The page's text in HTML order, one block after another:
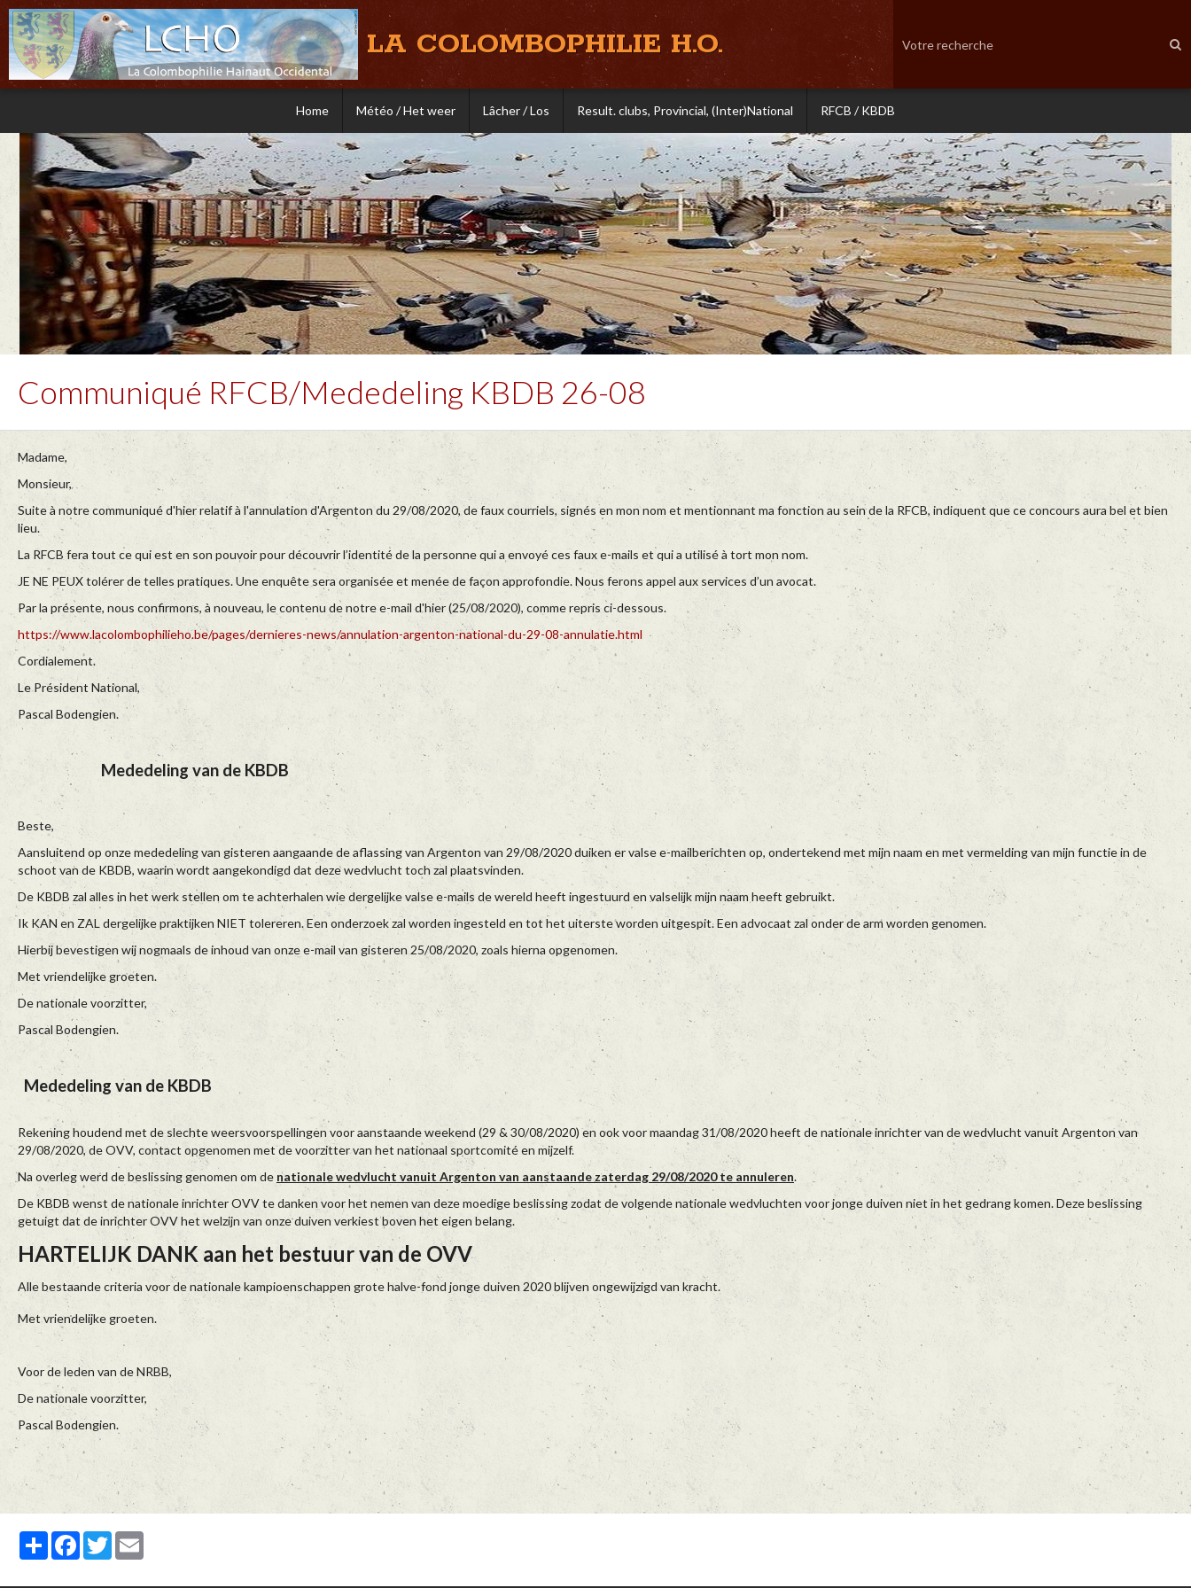
LA COLOMBOPHILIE H.O.
Home Météo / Het weer Lâcher / Los Result. clubs, Provincial, (Inter)National RFCB / KBDB
Communiqué RFCB/Mededeling KBDB 26-08
Madame,
Monsieur,
Suite à notre communiqué d'hier relatif à l'annulation d'Argenton du 29/08/2020, de faux courriels, signés en mon nom et mentionnant ma fonction au sein de la RFCB, indiquent que ce concours aura bel et bien
lieu.
La RFCB fera tout ce qui est en son pouvoir pour découvrir l’identité de la personne qui a envoyé ces faux e-mails et qui a utilisé à tort mon nom.
JE NE PEUX tolérer de telles pratiques. Une enquête sera organisée et menée de façon approfondie. Nous ferons appel aux services d’un avocat.
Par la présente, nous confirmons, à nouveau, le contenu de notre e-mail d'hier (25/08/2020), comme repris ci-dessous.
https://www.lacolombophilieho.be/pages/dernieres-news/annulation-argenton-national-du-29-08-annulatie.html
Cordialement.
Le Président National,
Pascal Bodengien.
Mededeling van de KBDB
Beste,
Aansluitend op onze mededeling van gisteren aangaande de aflassing van Argenton van 29/08/2020 duiken er valse e-mailberichten op, ondertekend met mijn naam en met vermelding van mijn functie in de
schoot van de KBDB, waarin wordt aangekondigd dat deze wedvlucht toch zal plaatsvinden.
De KBDB zal alles in het werk stellen om te achterhalen wie dergelijke valse e-mails de wereld heeft ingestuurd en valselijk mijn naam heeft gebruikt.
Ik KAN en ZAL dergelijke praktijken NIET tolereren. Een onderzoek zal worden ingesteld en tot het uiterste worden uitgespit. Een advocaat zal onder de arm worden genomen.
Hierbij bevestigen wij nogmaals de inhoud van onze e-mail van gisteren 25/08/2020, zoals hierna opgenomen.
Met vriendelijke groeten.
De nationale voorzitter,
Pascal Bodengien.
Mededeling van de KBDB
Rekening houdend met de slechte weersvoorspellingen voor aanstaande weekend (29 & 30/08/2020) en ook voor maandag 31/08/2020 heeft de nationale inrichter van de wedvlucht vanuit Argenton van
29/08/2020, de OVV, contact opgenomen met de voorzitter van het nationaal sportcomité en mijzelf.
Na overleg werd de beslissing genomen om de nationale wedvlucht vanuit Argenton van aanstaande zaterdag 29/08/2020 te annuleren.
De KBDB wenst de nationale inrichter OVV te danken voor het nemen van deze moedige beslissing zodat de volgende nationale wedvluchten voor jonge duiven niet in het gedrang komen. Deze beslissing
getuigt dat de inrichter OVV het welzijn van onze duiven verkiest boven het eigen belang.
HARTELIJK DANK aan het bestuur van de OVV
Alle bestaande criteria voor de nationale kampioenschappen grote halve-fond jonge duiven 2020 blijven ongewijzigd van kracht.
Met vriendelijke groeten.
Voor de leden van de NRBB,
De nationale voorzitter,
Pascal Bodengien.
PartagerFacebook
Twitter